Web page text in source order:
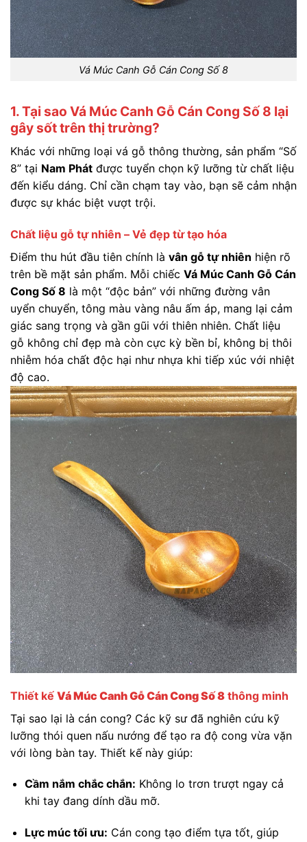
Vá Múc Canh Gỗ Cán Cong Số 8
1. Tại sao Vá Múc Canh Gỗ Cán Cong Số 8 lại
gây sốt trên thị trường?
Khác với những loại vá gỗ thông thường, sản phẩm “Số
8” tại Nam Phát được tuyển chọn kỹ lưỡng từ chất liệu
đến kiểu dáng. Chỉ cần chạm tay vào, bạn sẽ cảm nhận
được sự khác biệt vượt trội.
Chất liệu gỗ tự nhiên – Vẻ đẹp từ tạo hóa
Điểm thu hút đầu tiên chính là vân gỗ tự nhiên hiện rõ
trên bề mặt sản phẩm. Mỗi chiếc Vá Múc Canh Gỗ Cán
Cong Số 8 là một “độc bản” với những đường vân
uyển chuyển, tông màu vàng nâu ấm áp, mang lại cảm
giác sang trọng và gần gũi với thiên nhiên. Chất liệu
gỗ không chỉ đẹp mà còn cực kỳ bền bỉ, không bị thôi
nhiễm hóa chất độc hại như nhựa khi tiếp xúc với nhiệt
độ cao.
Thiết kế Vá Múc Canh Gỗ Cán Cong Số 8 thông minh
Tại sao lại là cán cong? Các kỹ sư đã nghiên cứu kỹ
lưỡng thói quen nấu nướng để tạo ra độ cong vừa vặn
với lòng bàn tay. Thiết kế này giúp:
Cầm nắm chắc chắn: Không lo trơn trượt ngay cả
khi tay đang dính dầu mỡ.
Lực múc tối ưu: Cán cong tạo điểm tựa tốt, giúp